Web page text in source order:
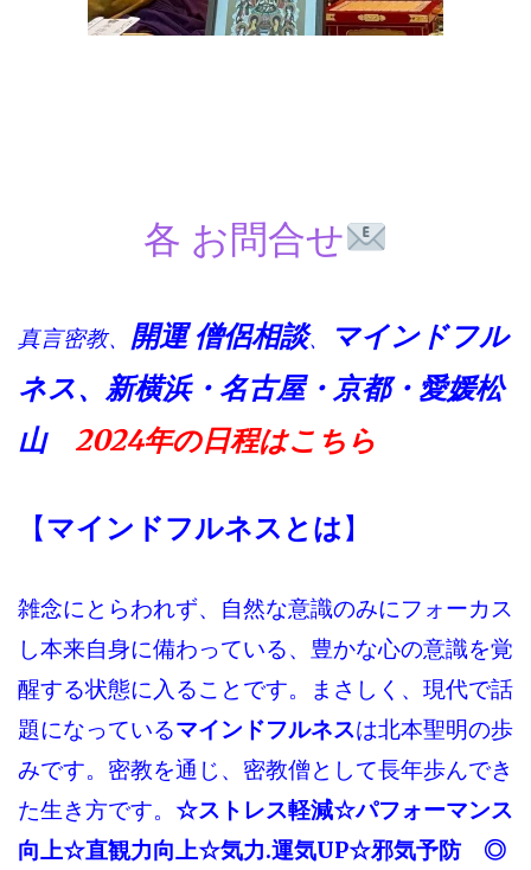
各 お問合せ
真言密教、 開運 僧侶相談、
マインドフル
ネス、 新横浜・名古屋・京都・愛媛松
山 2024年の日程はこちら
【マインドフルネスとは】
雑念にとらわれず、自然な意識のみにフォーカス
し本来自身に備わっている、豊かな心の意識を覚
醒する状態に入ることです。まさしく、現代で話
題になっているマインドフルネスは北本聖明の歩
みです。密教を通じ、密教僧として長年歩んでき
た生き方です。 ☆ストレス軽減☆パフォーマンス
向上☆直観力向上☆気力.運気UP☆邪気予防 ◎